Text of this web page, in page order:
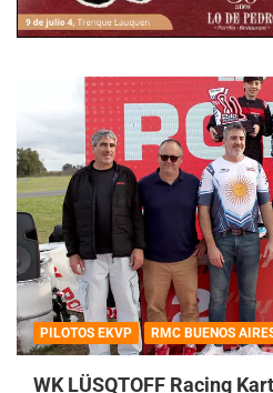
PILOTOS EKVP RMC BUENOS
WK LÜSQTOFF Racing